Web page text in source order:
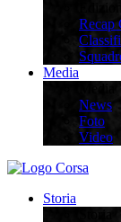
Recap
Media
News
Foto
Video
Storia